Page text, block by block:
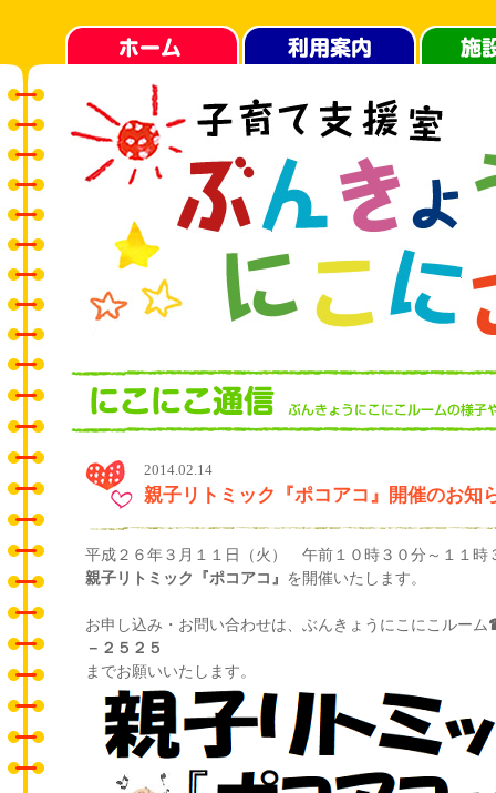
2014.02.14
親子リトミック『ポコアコ』開催のお知
平成２６年３月１１日（火） 午前１０時３０分～１１時
親子リトミック『ポコアコ』 を開催いたします。
お申し込み・お問い合わせは、ぶんきょうにこにこルーム
－２５２５
までお願いいたします。